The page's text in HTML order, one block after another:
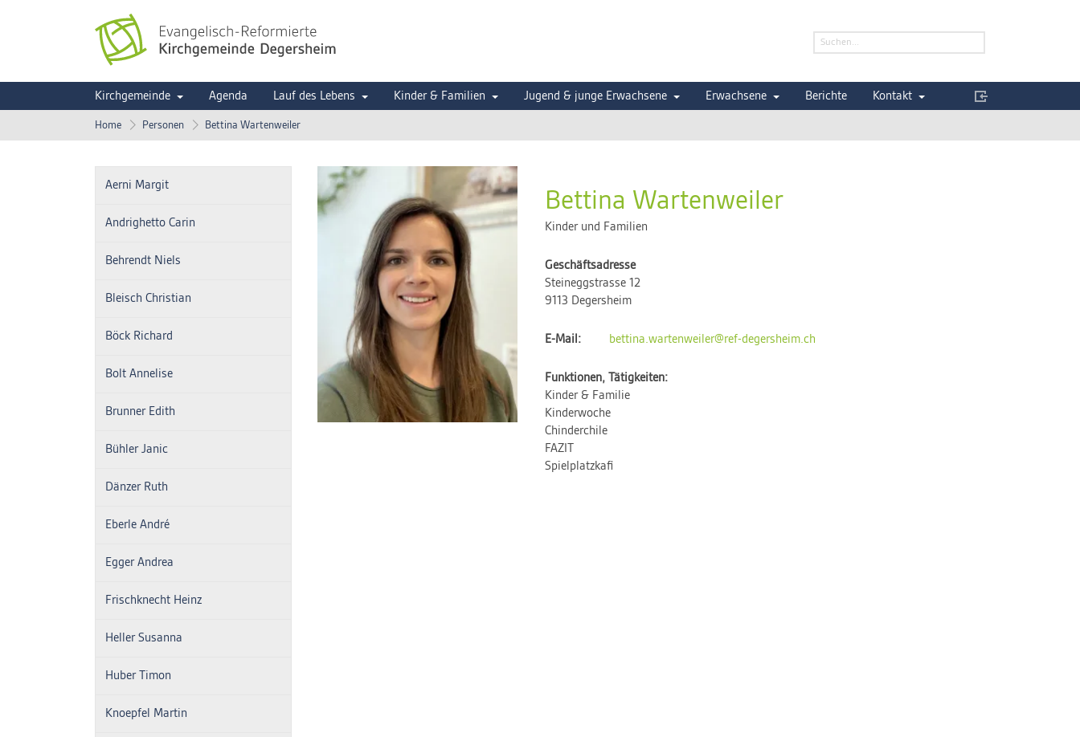
Kirchgemeinde Agenda Lauf des Lebens Kinder & Familien Jugend & junge Erwachsene Erwachsene Berichte Kontakt
Home Personen Bettina Wartenweiler
Aerni Margit
Andrighetto Carin
Behrendt Niels
Bleisch Christian
Böck Richard
Bolt Annelise
Brunner Edith
Bühler Janic
Dänzer Ruth
Eberle André
Egger Andrea
Frischknecht Heinz
Heller Susanna
Huber Timon
Knoepfel Martin
Bettina Wartenweiler
Kinder und Familien
Geschäftsadresse
Steineggstrasse 12
9113 Degersheim
E-Mail: bettina.wartenweiler@ref-degersheim.ch
Funktionen, Tätigkeiten:
Kinder & Familie
Kinderwoche
Chinderchile
FAZIT
Spielplatzkafi